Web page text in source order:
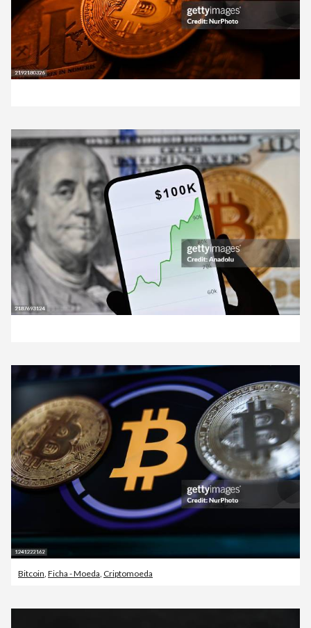
Bitcoin Ficha - Moeda Criptomoeda